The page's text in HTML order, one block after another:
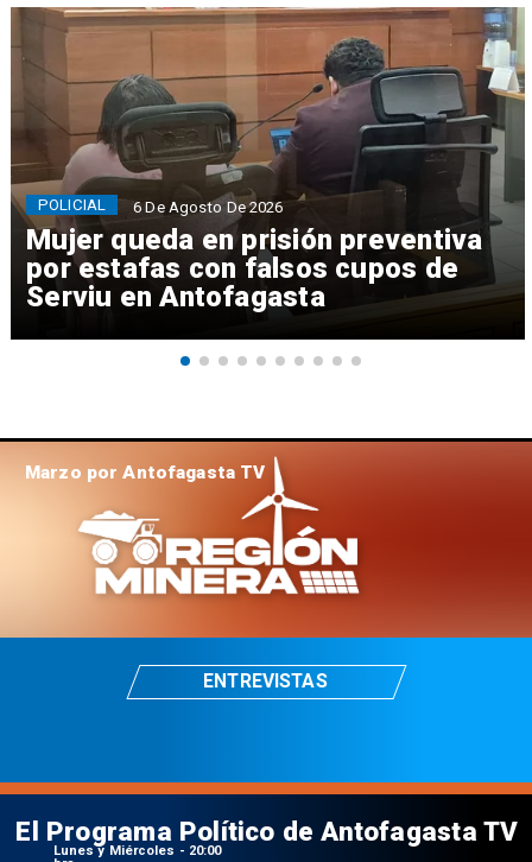
Mujer queda en prisión preventiva
por estafas con falsos cupos de
Serviu en Antofagasta
POLICIAL 6 De Agosto De 2026
Marzo por Antofagasta TV
ENTREVISTAS
El Programa Político de Antofagasta TV
Lunes y Miércoles - 20:00